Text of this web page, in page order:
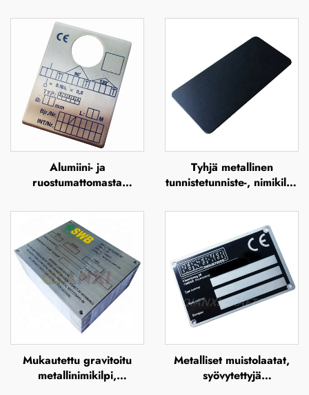
Alumiini- ja
ruostumattomasta
gravitoitavat, UV-
tulosteella varustetut,
silkkipainokseen ja
offsetpainokseen
soveltuvat
metallinimikilvet sekä
korostettu metallilevy
Tyhjä metallinen
tunnistetunniste-, nimikilpi-
alumiinimerkki,
tunnistelevy, ruostumaton
teräs -nimikilpi
Mukautettu gravitoitu
metallinimikilpi,
Metalliset muistolaatat,
syövytettyjä